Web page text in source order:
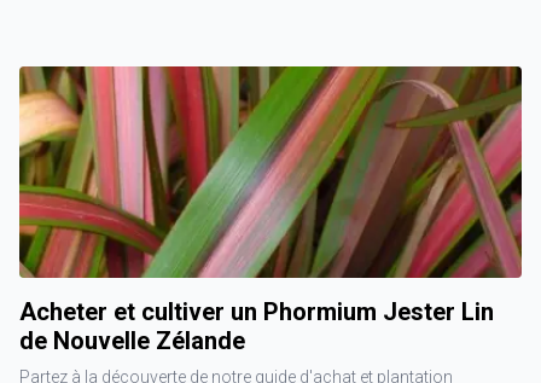
Acheter et cultiver un Phormium Jester Lin
de Nouvelle Zélande
Partez à la découverte de notre guide d'achat et plantation